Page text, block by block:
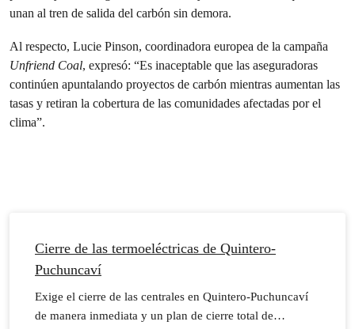
unan al tren de salida del carbón sin demora.
Al respecto, Lucie Pinson, coordinadora europea de la campaña
Unfriend Coal, expresó: “Es inaceptable que las aseguradoras
continúen apuntalando proyectos de carbón mientras aumentan las
tasas y retiran la cobertura de las comunidades afectadas por el
clima”.
Cierre de las termoeléctricas de Quintero-
Puchuncaví
Exige el cierre de las centrales en Quintero-Puchuncaví
de manera inmediata y un plan de cierre total de